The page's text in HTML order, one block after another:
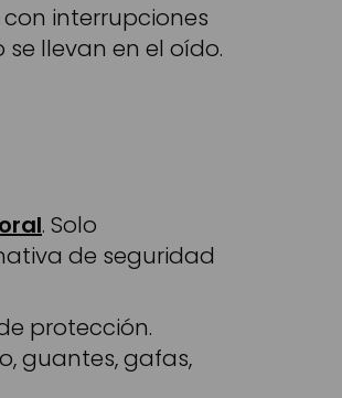
interrupciones
llevan en el oído.
. Solo
de seguridad
protección.
guantes, gafas,